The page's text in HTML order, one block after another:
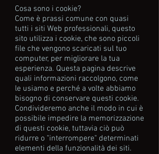
Cosa sono i cookie?
Come è prassi comune con quasi
tutti i siti Web professionali, questo
sito utilizza i cookie, che sono piccoli
file che vengono scaricati sul tuo
computer, per migliorare la tua
esperienza. Questa pagina descrive
quali informazioni raccolgono, come
le usiamo e perché a volte abbiamo
bisogno di conservare questi cookie.
Condivideremo anche il modo in cui è
possibile impedire la memorizzazione
di questi cookie, tuttavia ciò può
ridurre o "interrompere" determinati
elementi della funzionalità dei siti.